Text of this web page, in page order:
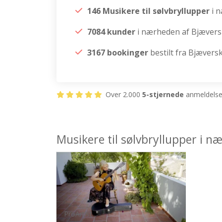
146 Musikere til sølvbryllupper i
7084 kunder i nærheden af
3167 bookinger bestilt fra
Over 2.000 5-stjernede
Musikere til sølvbryllupper i
ProArtist